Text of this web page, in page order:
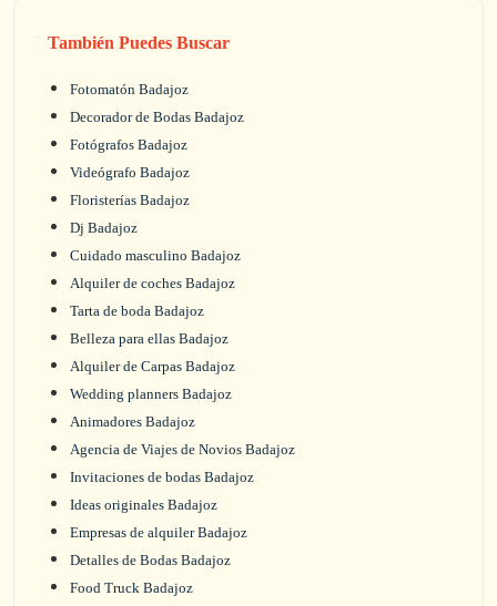
También Puedes Buscar
Fotomatón Badajoz
Decorador de Bodas Badajoz
Fotógrafos Badajoz
Videógrafo Badajoz
Floristerías Badajoz
Dj Badajoz
Cuidado masculino Badajoz
Alquiler de coches Badajoz
Tarta de boda Badajoz
Belleza para ellas Badajoz
Alquiler de Carpas Badajoz
Wedding planners Badajoz
Animadores Badajoz
Agencia de Viajes de Novios Badajoz
Invitaciones de bodas Badajoz
Ideas originales Badajoz
Empresas de alquiler Badajoz
Detalles de Bodas Badajoz
Food Truck Badajoz